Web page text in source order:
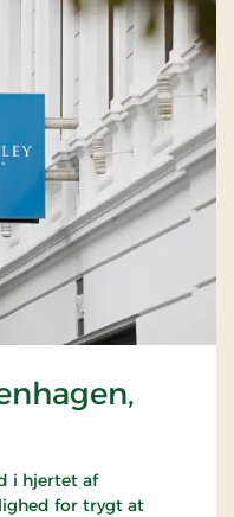
i hjertet af
for trygt at